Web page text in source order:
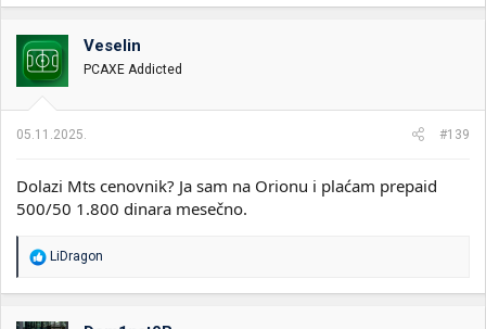
Veselin
PCAXE Addicted
05.11.2025. #139
Dolazi Mts cenovnik? Ja sam na Orionu i plaćam prepaid
500/50 1.800 dinara mesečno.
R
a
o
LiDragon